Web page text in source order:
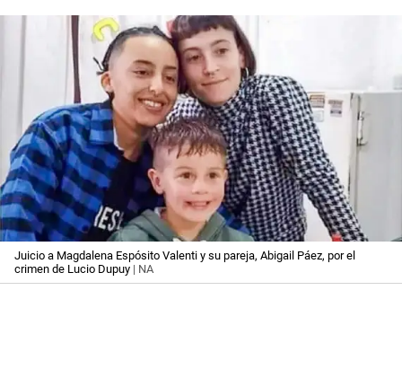
Juicio a Magdalena Espósito Valenti y su pareja, Abigail Páez, por el
crimen de Lucio Dupuy | NA